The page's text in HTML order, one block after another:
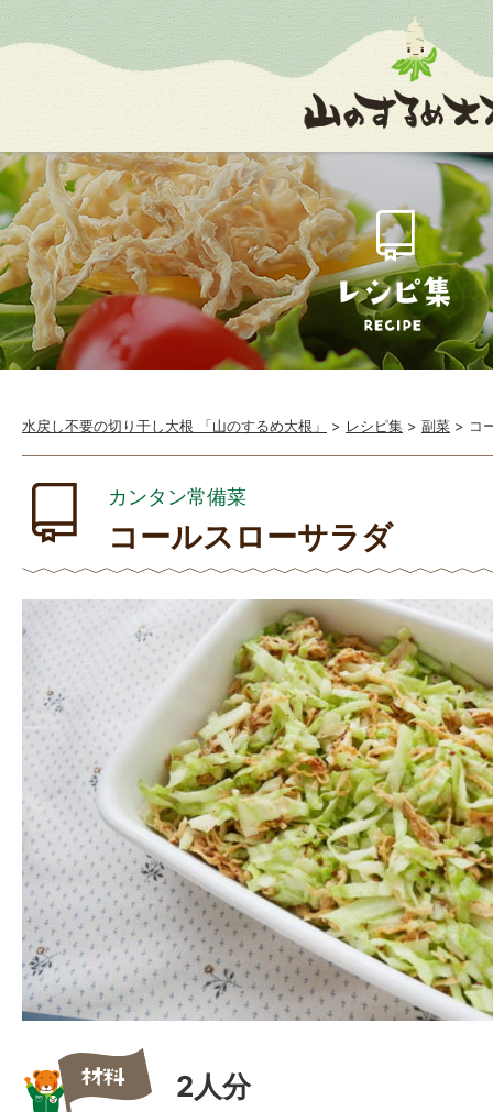
水戻し不要の切り干し大根 「山のするめ大根」 > レシピ集 > 副菜 > コ
カンタン常備菜
コールスローサラダ
2人分